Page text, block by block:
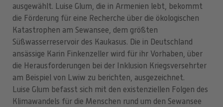
ausgewählt. Luise Glum, die in Armenien lebt, bekommt
die Förderung für eine Recherche über die ökologischen
Katastrophen am Sewansee, dem größten
Süßwasserreservoir des Kaukasus. Die in Deutschland
ansässige Karin Finkenzeller wird für ihr Vorhaben, über
die Herausforderungen bei der Inklusion Kriegsversehrter
am Beispiel von Lwiw zu berichten, ausgezeichnet.
Luise Glum befasst sich mit den existenziellen Folgen des
Klimawandels für die Menschen rund um den Sewansee